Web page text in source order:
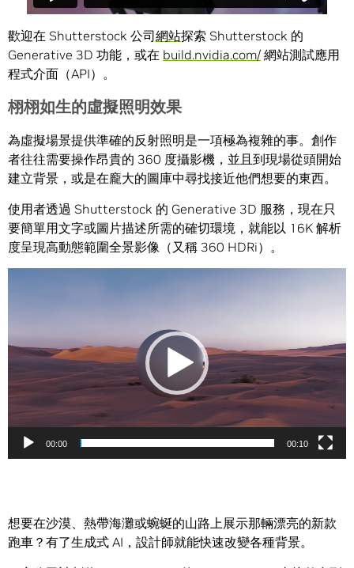
歡迎在 Shutterstock 公司網站探索 Shutterstock 的
Generative 3D 功能，或在 build.nvidia.com/ 網站測試應用
程式介面（API）。
栩栩如生的虛擬照明效果
為虛擬場景提供準確的反射照明是一項極為複雜的事。創作
者往往需要操作昂貴的 360 度攝影機，並且到現場從頭開始
建立背景，或是在龐大的圖庫中尋找接近他們想要的東西。
使用者透過 Shutterstock 的 Generative 3D 服務，現在只
要簡單用文字或圖片描述所需的確切環境，就能以 16K 解析
度呈現高動態範圍全景影像（又稱 360 HDRi）。
器
00:00 00:10
想要在沙漠、熱帶海灘或蜿蜒的山路上展示那輛漂亮的新款
跑車？有了生成式 AI，設計師就能快速改變各種背景。